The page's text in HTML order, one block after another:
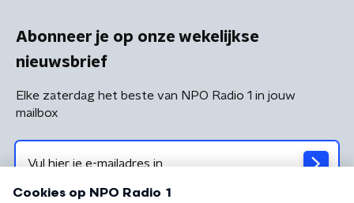
Abonneer je op onze wekelijkse
nieuwsbrief
Elke zaterdag het beste van NPO Radio 1 in jouw
mailbox